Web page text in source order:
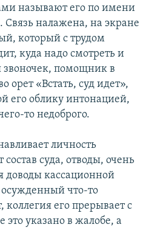
называют его по имени
Связь налажена, на экране
который с трудом
куда надо смотреть и
звоночек, помощник в
орет «Встать, суд идет»,
его облику интонацией,
то недоброго.
личность
суда, отводы, очень
доводы кассационной
что-то
коллегия его прерывает с
это указано в жалобе, а